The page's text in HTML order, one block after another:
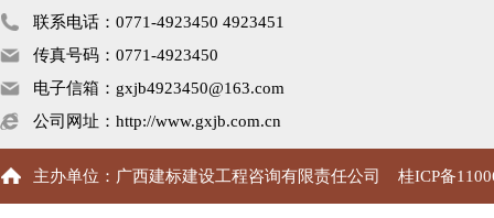
联系电话：0771-4923450 4923451
传真号码：0771-4923450
电子信箱：gxjb4923450@163.com
公司网址：http://www.gxjb.com.cn
主办单位：广西建标建设工程咨询有限责任公司 桂ICP备